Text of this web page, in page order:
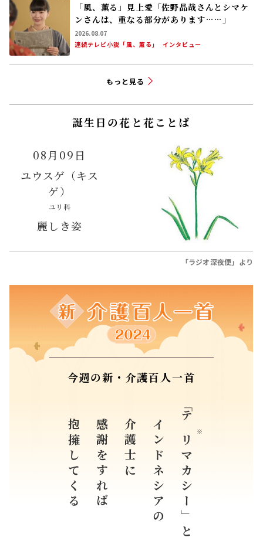
「風、薫る」見上愛「佐野晶哉さんとシマケ
ンさんは、重なる部分があります……」
2026.08.07
連続テレビ小説「風、薫る」
インタビュー
もっと見る
誕生日の花と花ことば
08月09日
ユウスゲ（キス
ゲ）
ユリ科
麗しき姿
「ラジオ深夜便」より
今週の新・介護百人一首
「
テリ ※
マカシー」と
インドネシアの
介護士に
感謝をすれば
抱擁してくる